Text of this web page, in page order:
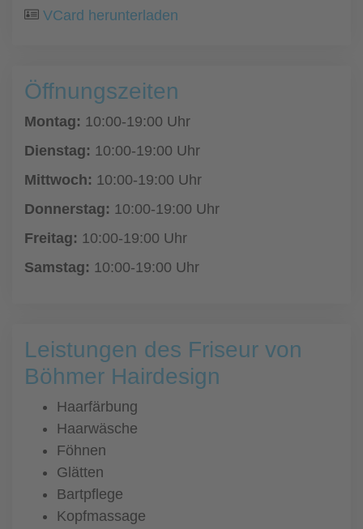
VCard herunterladen
Öffnungszeiten
Montag: 10:00-19:00 Uhr
Dienstag: 10:00-19:00 Uhr
Mittwoch: 10:00-19:00 Uhr
Donnerstag: 10:00-19:00 Uhr
Freitag: 10:00-19:00 Uhr
Samstag: 10:00-19:00 Uhr
Leistungen des Friseur von
Böhmer Hairdesign
Haarfärbung
Haarwäsche
Föhnen
Glätten
Bartpflege
Kopfmassage